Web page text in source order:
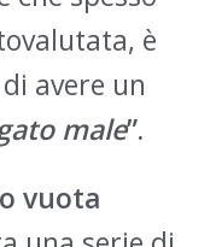
è
avere un
male”.
vuota